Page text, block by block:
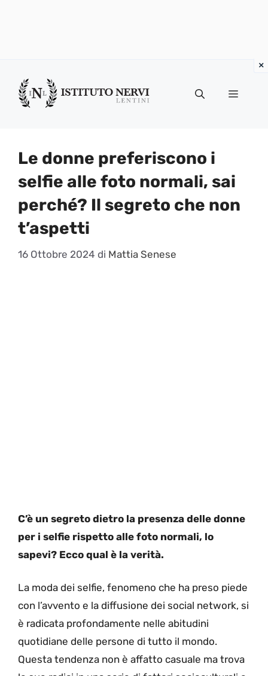
contenuto
Menu
Le donne preferiscono i
selfie alle foto normali, sai
perché? Il segreto che non
t’aspetti
16 Ottobre 2024 di Mattia Senese
C’è un segreto dietro la presenza delle donne
per i selfie rispetto alle foto normali, lo
sapevi? Ecco qual è la verità.
La moda dei selfie, fenomeno che ha preso piede
con l’avvento e la diffusione dei social network, si
è radicata profondamente nelle abitudini
quotidiane delle persone di tutto il mondo.
Questa tendenza non è affatto casuale ma trova